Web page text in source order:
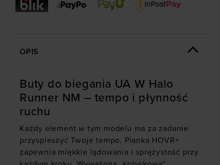
OPIS
Buty do biegania UA W Halo
Runner NM – tempo i płynność
ruchu
Każdy element w tym modelu ma za zadanie
przyspieszyć Twoje tempo. Pianka HOVR+
zapewnia miękkie lądowania i sprężystość przy